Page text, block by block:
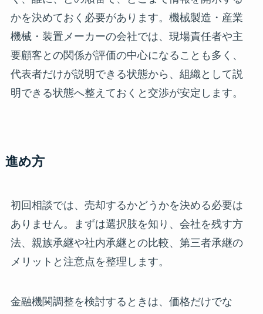
かを決めておく必要があります。機械製造・産業
機械・装置メーカーの会社では、現場責任者や主
要顧客との関係が評価の中心になることも多く、
代表者だけが説明できる状態から、組織として説
明できる状態へ整えておくと交渉が安定します。
進め方
初回相談では、売却するかどうかを決める必要は
ありません。まずは選択肢を知り、会社を残す方
法、親族承継や社内承継との比較、第三者承継の
メリットと注意点を整理します。
金融機関調整を検討するときは、価格だけでな